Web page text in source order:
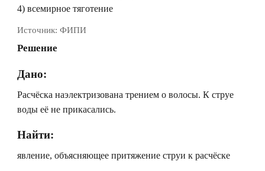
4) всемирное тяготение
Источник: ФИПИ
Решение
Дано:
Расчёска наэлектризована трением о волосы. К струе
воды её не прикасались.
Найти:
явление, объясняющее притяжение струи к расчёске ⠀